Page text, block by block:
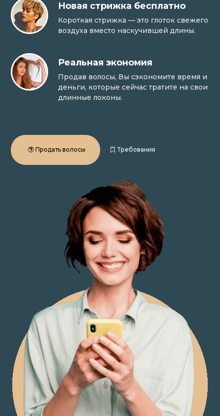
Новая стрижка бесплатно
Короткая стрижка — это глоток свежего
воздуха вместо наскучившей длины.
Реальная экономия
Продав волосы, Вы сэкономите время и
деньги, которые сейчас тратите на свои
длинные локоны.
Продать волосы Требования